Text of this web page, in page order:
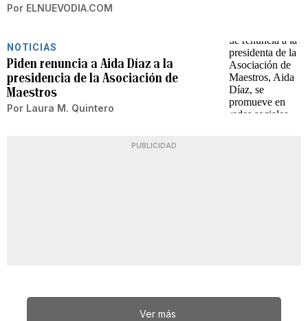
Por ELNUEVODIA.COM
NOTICIAS
Piden renuncia a Aida Díaz a la
presidencia de la Asociación de
Maestros
Por Laura M. Quintero
PUBLICIDAD
Ver más